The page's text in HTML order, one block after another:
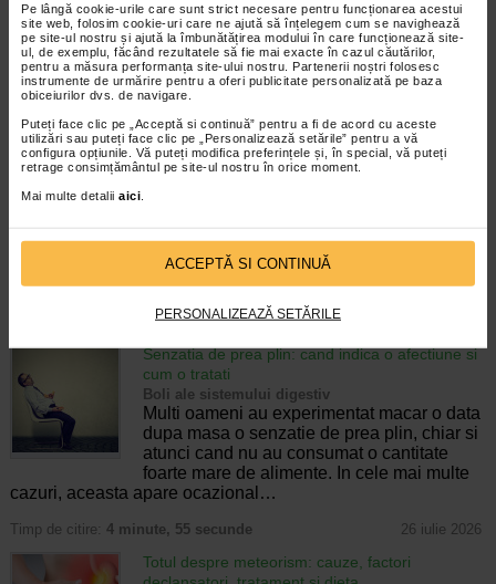
Pe lângă cookie-urile care sunt strict necesare pentru funcționarea acestui
site web, folosim cookie-uri care ne ajută să înțelegem cum se navighează
pe site-ul nostru și ajută la îmbunătățirea modului în care funcționează site-
ul, de exemplu, făcând rezultatele să fie mai exacte în cazul căutărilor,
pentru a măsura performanța site-ului nostru. Partenerii noștri folosesc
instrumente de urmărire pentru a oferi publicitate personalizată pe baza
obiceiurilor dvs. de navigare.
Puteți face clic pe „Acceptă si continuă” pentru a fi de acord cu aceste
utilizări sau puteți face clic pe „Personalizează setările” pentru a vă
configura opțiunile. Vă puteți modifica preferințele și, în special, vă puteți
retrage consimțământul pe site-ul nostru în orice moment.
Mai multe detalii aici
ACCEPTĂ SI CONTINUĂ
PERSONALIZEAZĂ SETĂRILE
Inteligenta emotionala (EQ) se refera la
capacitatea de a identifica si gestiona
propriile emotii, precum si emotiile celorlalti.
In general, se spune ca inteligenta
emotionala cuprinde cateva abilitati:…
Timp de citire:4 minute, 39 secunde 6 august 2026
Enurezis: cauze, factori declansatori si solutii
Enurezisul este termenul medical pentru
timpul somnului. Este o afectiune frecventa
atat in randul copiilor, cat si al adultilor.
Enurezisul este considerat…
4 minute, 32 secunde
Senzatia de prea plin: cand indica o afectiune si
cum o tratati
Boli ale sistemului digestiv
Multi oameni au experimentat macar o data
dupa masa o senzatie de prea plin, chiar si
atunci cand nu au consumat o cantitate
foarte mare de alimente. In cele mai multe
cazuri, aceasta apare ocazional…
Timp de citire: 4 minute, 55 secunde 26 iulie 2026
Totul despre meteorism: cauze, factori